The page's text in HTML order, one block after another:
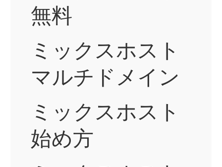
無料
ミックスホスト
マルチドメイン
ミックスホスト
始め方